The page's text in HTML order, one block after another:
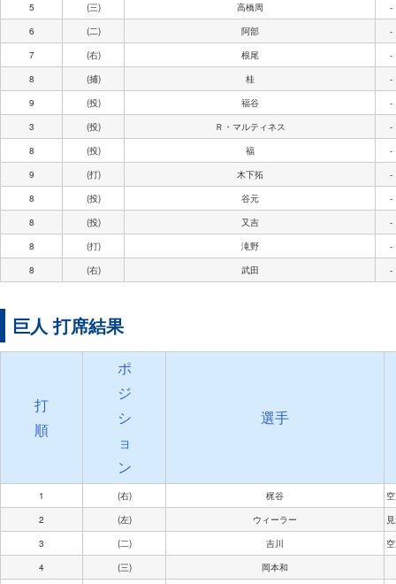
5
(三) 高橋周
-
6
(二) 阿部
-
7
(右) 根尾
-
8
(捕) 桂
-
9
(投) 福谷
-
3
(投) Ｒ・マルティネス
-
8
(投) 福
-
9
(打) 木下拓
-
8
(投) 谷元
-
8
(投) 又吉
-
8
(打) 滝野
-
8
(右) 武田 -
巨人 打席結果
打
順
ポ
ジ
シ
ョ
ン
選手
1 (右) 梶谷
2
(左) ウィーラー
3
(二) 吉川
4
(三)
岡本和